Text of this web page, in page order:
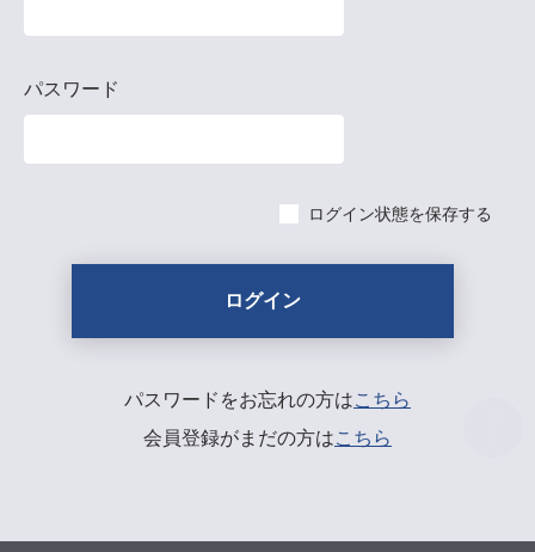
パスワード
ログイン状態を保存する
パスワードをお忘れの方はこちら
会員登録がまだの方はこちら